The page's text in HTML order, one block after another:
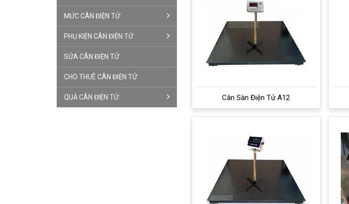
MỨC CÂN ĐIỆN TỬ
PHỤ KIỆN CÂN ĐIỆN TỬ
SỬA CÂN ĐIỆN TỬ
CHO THUÊ CÂN ĐIỆN TỬ
QUẢ CÂN ĐIỆN TỬ Cân Sàn Điện Tử A12